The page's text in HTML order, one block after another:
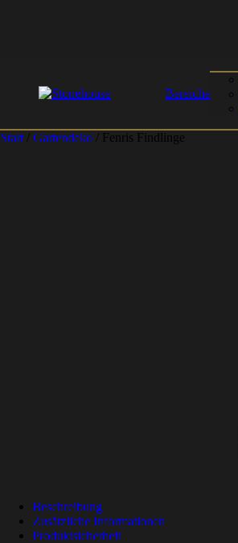
Bereiche
Start Gartendeko / Fenris Findlinge
Beschreibung
Zusätzliche Informationen
Produktsicherheit